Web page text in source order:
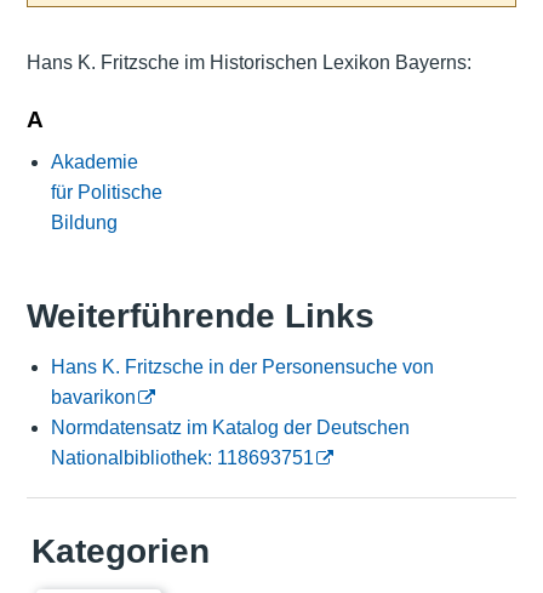
Hans K. Fritzsche im Historischen Lexikon Bayerns:
A
Akademie
für Politische
Bildung
Weiterführende Links
Hans K. Fritzsche in der Personensuche von
bavarikon
Normdatensatz im Katalog der Deutschen
Nationalbibliothek: 118693751
Kategorien